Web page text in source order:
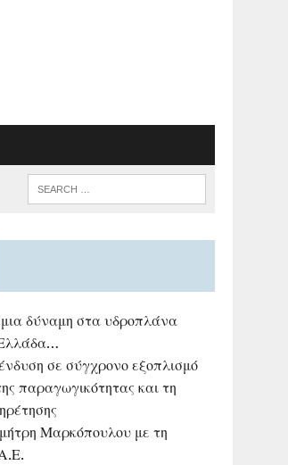
δύναμη στα υδροπλάνα
Ελλάδα…
σε σύγχρονο εξοπλισμό
παραγωγικότητας και τη
Μαρκόπουλου με τη